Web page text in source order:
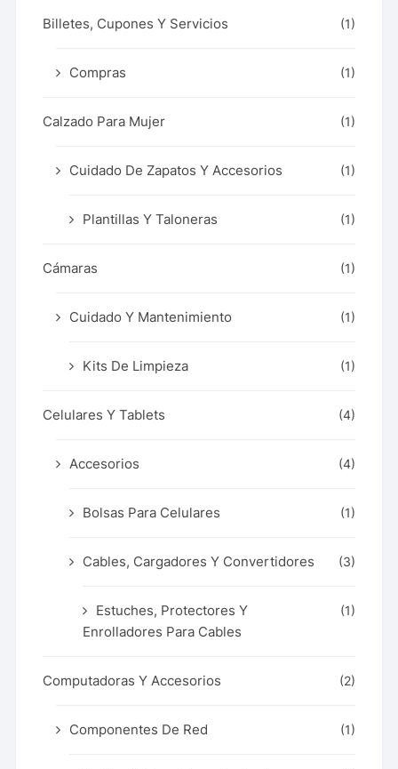
Billetes, Cupones Y Servicios (1)
Compras (1)
Calzado Para Mujer (1)
Cuidado De Zapatos Y Accesorios (1)
Plantillas Y Taloneras (1)
Cámaras (1)
Cuidado Y Mantenimiento (1)
Kits De Limpieza (1)
Celulares Y Tablets (4)
Accesorios (4)
Bolsas Para Celulares (1)
Cables, Cargadores Y Convertidores (3)
Estuches, Protectores Y
Enrolladores Para Cables
(1)
Computadoras Y Accesorios (2)
Componentes De Red (1)